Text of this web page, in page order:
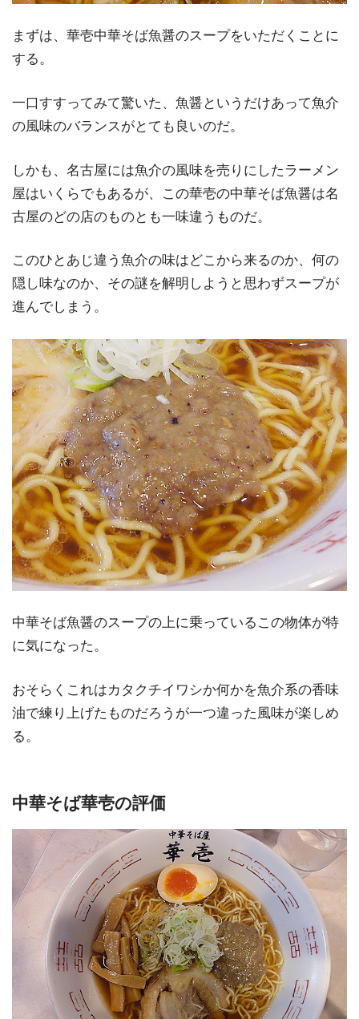
まずは、華壱中華そば魚醤のスープをいただくことに
する。
一口すすってみて驚いた、魚醤というだけあって魚介
の風味のバランスがとても良いのだ。
しかも、名古屋には魚介の風味を売りにしたラーメン
屋はいくらでもあるが、この華壱の中華そば魚醤は名
古屋のどの店のものとも一味違うものだ。
このひとあじ違う魚介の味はどこから来るのか、何の
隠し味なのか、その謎を解明しようと思わずスープが
進んでしまう。
中華そば魚醤のスープの上に乗っているこの物体が特
に気になった。
おそらくこれはカタクチイワシか何かを魚介系の香味
油で練り上げたものだろうが一つ違った風味が楽しめ
る。
中華そば華壱の評価